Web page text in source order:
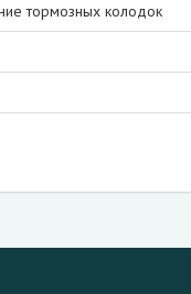
тормозных колодок